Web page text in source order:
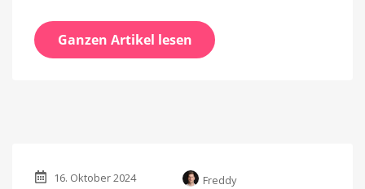
Ganzen Artikel lesen
16. Oktober 2024 Freddy